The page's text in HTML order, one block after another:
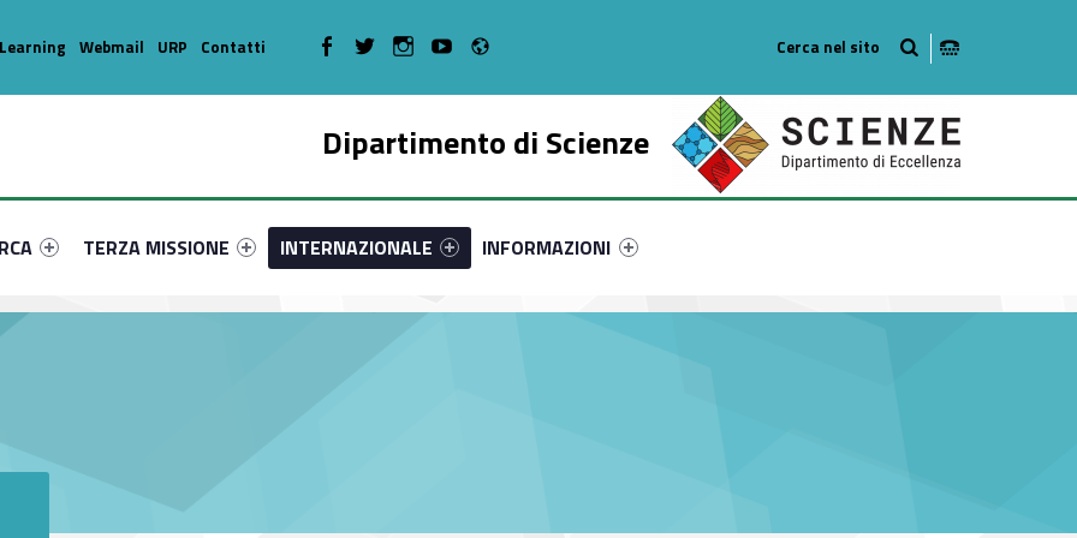
Dipartimento di Scienze
primary-89977-17
#link-menu-primary-17846-36
Link identifier #link-menu-primary-67796-46
TERZA MISSIONE
Link identifier #link-menu-primary-67748-51
INTERNAZIONALE
Link identifier #link-menu-primary-70993-61
INFORMAZIONI
Webmail URP Contatti WebMan on Facebook
WebMan on TwitterWebMan on Instagram
WebMan on Youtube